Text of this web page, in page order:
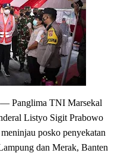
Panglima TNI Marsekal
Listyo Sigit Prabowo
posko penyekatan
dan Merak, Banten